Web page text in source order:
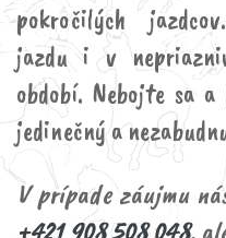
pokročilých
jazdu i v
období. Nebojte sa
jedinečný a
V prípade záujmu